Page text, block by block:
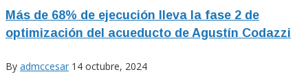
Más de 68% de ejecución lleva la fase 2 de
optimización del acueducto de Agustín Codazzi
By admccesar 14 octubre, 2024